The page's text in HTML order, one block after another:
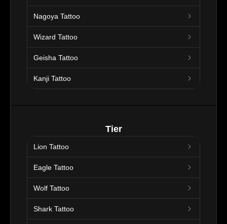
Nagoya Tattoo
Wizard Tattoo
Geisha Tattoo
Kanji Tattoo
Tier
Lion Tattoo
Eagle Tattoo
Wolf Tattoo
Shark Tattoo